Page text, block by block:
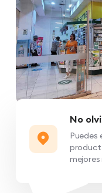
No
Puedes
mejores